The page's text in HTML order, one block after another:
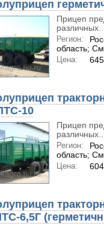
Прицеп
Регион:
область;
Цена:
10
Прицеп
Регион:
область;
Цена:
6,5Г